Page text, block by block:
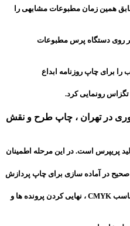
همین زمان مطبوعات مشابهی را
روی دستگاه پرس مطبوعات
برای چاپ روزنامه ابداع
در تهران ، چاپ طرح و نقش
پریپرس است. در این مرحله اطمینان
در آماده سازی برای چاپ پردازش
شده اند. این شامل تبدیل به مدل رنگی مناسب CMYK ، نهایی کردن پرونده ها و